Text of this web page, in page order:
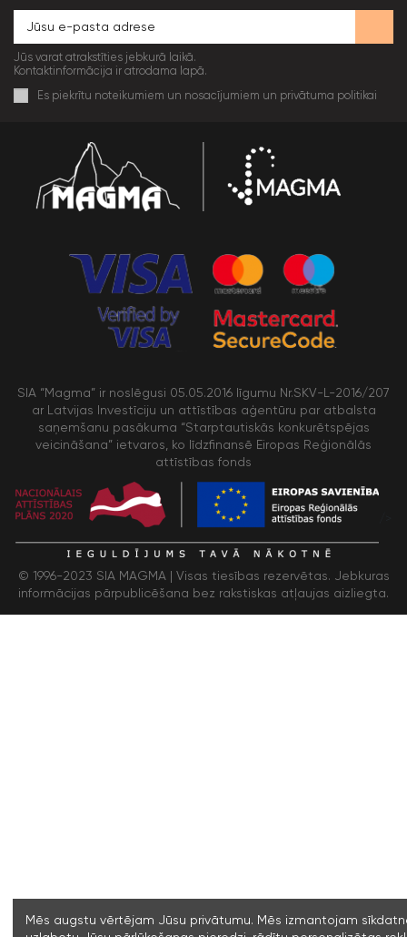
Jūs varat atrakstīties jebkurā laikā.
Kontaktinformācija ir atrodama lapā.
Es piekrītu noteikumiem un nosacījumiem un privātuma politikai
SIA “Magma” ir noslēgusi 05.05.2016 līgumu Nr.SKV-L-2016/207
ar Latvijas Investīciju un attīstības aģentūru par atbalsta
saņemšanu pasākuma “Starptautiskās konkurētspējas
veicināšana” ietvaros, ko līdzfinansē Eiropas Reģionālās
attīstības fonds
© 1996-2023 SIA MAGMA | Visas tiesības rezervētas. Jebkuras
informācijas pārpublicēšana bez rakstiskas atļaujas aizliegta.
Mēs augstu vērtējam Jūsu privātumu. Mēs izmantojam